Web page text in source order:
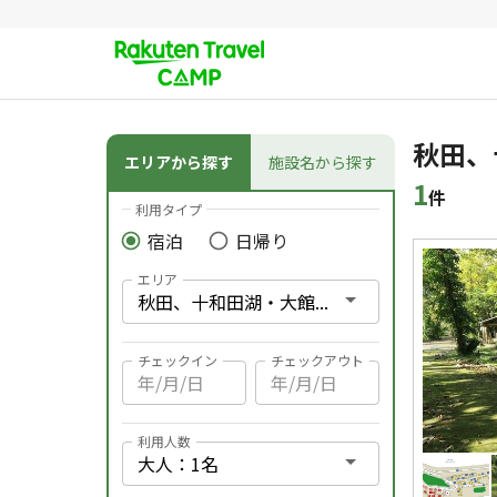
秋田
1件
検索結果
その他のメニュー
条件検索
エリアから探す 施設名から探す
利用タイプ
宿泊 日帰り
エリア
チェックイン チェックアウト
利用人数